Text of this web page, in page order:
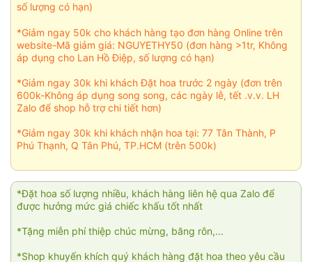
số lượng có hạn)
*Giảm ngay 50k cho khách hàng tạo đơn hàng Online trên
website-Mã giảm giá: NGUYETHY50 (đơn hàng >1tr, Không
áp dụng cho Lan Hồ Điệp, số lượng có hạn)
*Giảm ngay 30k khi khách Đặt hoa trước 2 ngày (đơn trên
600k-Không áp dụng song song, các ngày lễ, tết .v.v. LH
Zalo để shop hỗ trợ chi tiết hơn)
*Giảm ngay 30k khi khách nhận hoa tại: 77 Tân Thành, P
Phú Thạnh, Q Tân Phú, TP.HCM (trên 500k)
*Đặt hoa số lượng nhiều, khách hàng liên hệ qua Zalo để
được hưởng mức giá chiếc khấu tốt nhất
*Tặng miễn phí thiệp chúc mừng, băng rôn,...
*Shop khuyến khích quý khách hàng đặt hoa theo yêu cầu